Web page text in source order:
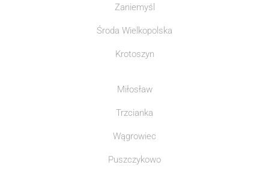
Zaniemyśl
Środa Wielkopolska
Krotoszyn
Miłosław
Trzcianka
Wągrowiec
Puszczykowo